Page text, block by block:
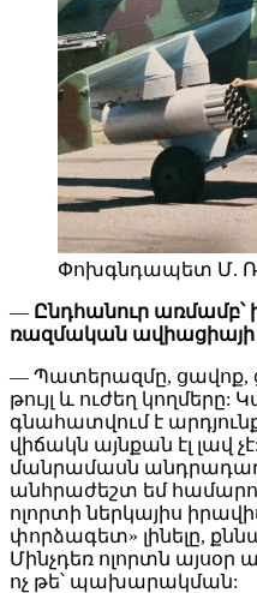
Փոխգնդապետ Մ.
— Ընդհանուր առմամբ՝
ռազմական ավիացիայի
— Պատերազմը, ցավոք,
թույլ և ուժեղ
գնահատվում է
վիճակն այնքան էլ լավ
մանրամասն
անհրաժեշտ եմ
ոլորտի ներկայիս
փորձագետ» լինելը,
Մինչդեռ ոլորտն այսօր
ոչ թե՝ պախարակման: